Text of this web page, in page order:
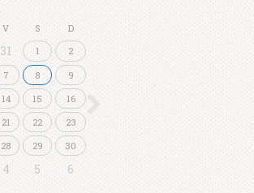
V S D
31 1
2
7 8
9
14 15
16
21 22
23
28 29
30
4 5 6